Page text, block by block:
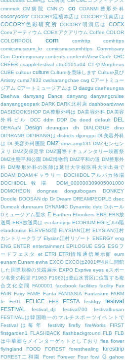
cmnmcik CM病院 CNNの co COANMI整形外科
cocorycolor COCORY延禧本店は COCORY江南店は
COCORY色彩研究所 COCORY明洞店は COEX
Coexアーティウム COEXアクアリウム Coffee COLOR
COLORPOOL
com comhttp
comhttps
comicsmuseum_kr
comicsmuseumhttps
Commissary
Con Contemporary contents contentsView Corfe CRC
CRÉER csapplefestival cttu0101a04 CTやMorpheus
CUBE cultour culture Cultureを意味します Culture及び
Artistry cuma7832 cwdsarangchae cwg Cアートミュー
ジアム Cアートミュージアムは D daegu daeheungsa
Daehwa
damyang Dance danyang
danyangcruise
danyanggeopark DARK DARK北村店 dashboardwww
DASIBOOKSHOP DA整形外科は DA美容外科 DA美容
外科ビル
DCC ddm DDP De deed default DEL
DERAaN Design deungjan dh DIALOGUE
dino
DIPIRANG DIPIRANGは districts djjunggu DL美容外科
は DL美容外科医院 DMZ dmzcamp131 DMZセンセン
ヌリ DMZ安保見学 DMZ国際ドキュメンタリー映画祭
DMZ生態平和公園 DMZ博物館 DMZ平和の道 DM整形外
科 DM整形外科の医師は延世大学校医科大学出身で
DOAM DOAMギャラリー
DOCHIDOLアルパカ牧場
DOCHIDOL牧場
DOM_000000309005001000
DOMOHEON
dongnae donguibogam
DONKEY
Doodle DOOSAN dp Dr Dream DREAMPEOPLE dsec
Dumoak dureraum DYNAMIC Dynamite dytc Dホール
Dミュージアム聖水 E Earthen Ebookers EBS EBS放
送局 EBS放送局は ecolandjeju ECORIUM EGIビル6階
elandcruise ELEVEN3階 ELYSIAN江村 ELYSIAN江村
カントリークラブ Elysian江村リゾート ENERGY eng
ENG ENTER entertainment EPILOGUE ESG ESGフ
ードフェスタ
et ETRI ETRI情報通信展示館
eum
eunam Eunam ewha EXCO EXCOは2001年4月に開館
した国際規模の先端展示 EXPO Exprive eyes eスポー
ツ名誉の殿堂 F1963 F1963は釜山水営区に位置する複
合文化空間
FA00001 facebook facilities facility Fair
FAIR Fairy FAME Fanta FANTASIA Fantasium FARM
fe
Fe01 FELICE FES FESTA festdgy festival
FESTIVAL festival_djt festival700
festivalbusan
FESTIVALは韓国唯一のマルチスポーツイベントで
Festivalは毎年
festivity firefly fireWorks
FIRST
firstgarden1
FLASHBACK flashbackground FLB FLB
は中華圏をメインターゲットとしており
flea flower
flyingland
FOOD FOREST foresthealing foresttrip
FOREST二和園 Foret Forever Four fowi G gahoe